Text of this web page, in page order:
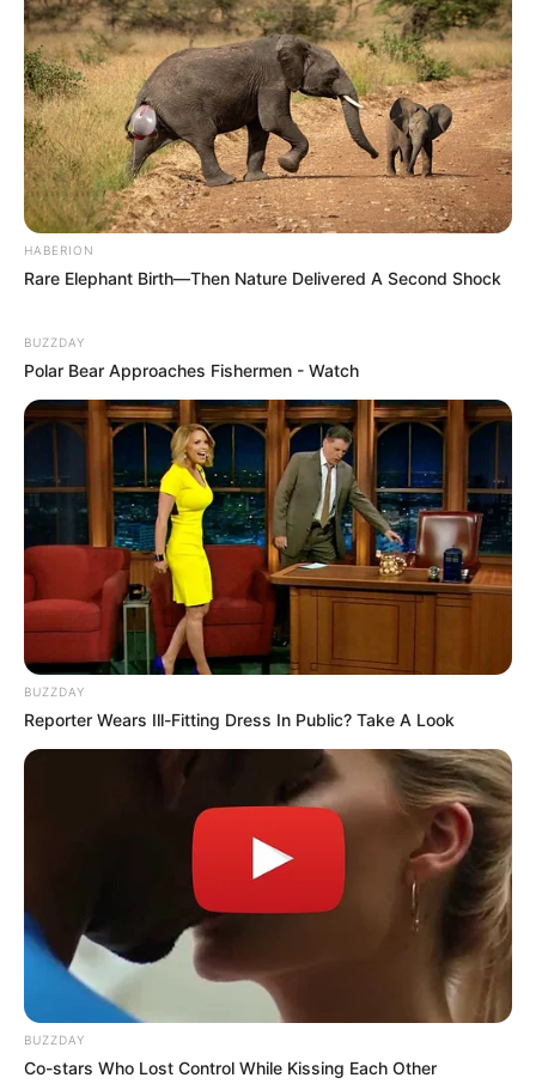
HABERION
Rare Elephant Birth—Then Nature Delivered A Second Shock
BUZZDAY
Polar Bear Approaches Fishermen - Watch
BUZZDAY
Reporter Wears Ill-Fitting Dress In Public? Take A Look
BUZZDAY
Co-stars Who Lost Control While Kissing Each Other